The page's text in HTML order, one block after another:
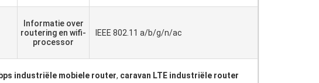
Informatie over
routering en wifi-
processor
IEEE 802.11 a/b/g/n/ac
industriële mobiele router, caravan LTE industriële router